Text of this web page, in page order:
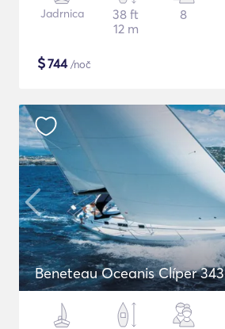
Jadrnica
38 ft
12 m
8
$744/noč
Beneteau Oceanis Clíper 343